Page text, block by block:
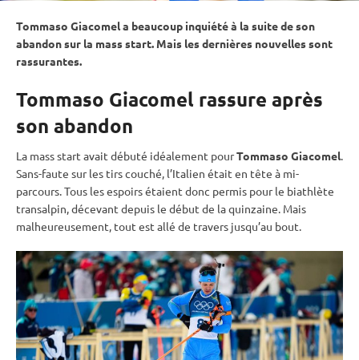
Tommaso Giacomel a beaucoup inquiété à la suite de son
abandon sur la mass start. Mais les dernières nouvelles sont
rassurantes.
Tommaso Giacomel rassure après
son abandon
La mass start avait débuté idéalement pourTommaso Giacomel.
Sans-faute sur les tirscouché, l’Italien était en tête à mi-
parcours. Tous les espoirs étaient donc permis pour le biathlète
transalpin, décevant depuis le début de la quinzaine. Mais
malheureusement, tout est allé de travers jusqu’au bout.